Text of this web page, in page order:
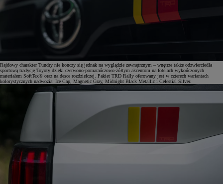
Rajdowy charakter Tundry nie kończy się jednak na wyglądzie zewnętrznym – wnętrze także odzwierciedla
sportową tradycję Toyoty dzięki czerwono-pomarańczowo-żółtym akcentom na fotelach wykończonych
materiałem SoftTex® oraz na desce rozdzielczej. Pakiet TRD Rally oferowany jest w czterech wariantach
kolorystycznych nadwozia: Ice Cap, Magnetic Gray, Midnight Black Metallic i Celestial Silver.